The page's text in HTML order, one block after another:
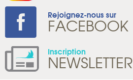
Rejoignez-nous sur
FACEBOOK
Inscription
NEWSLETTER